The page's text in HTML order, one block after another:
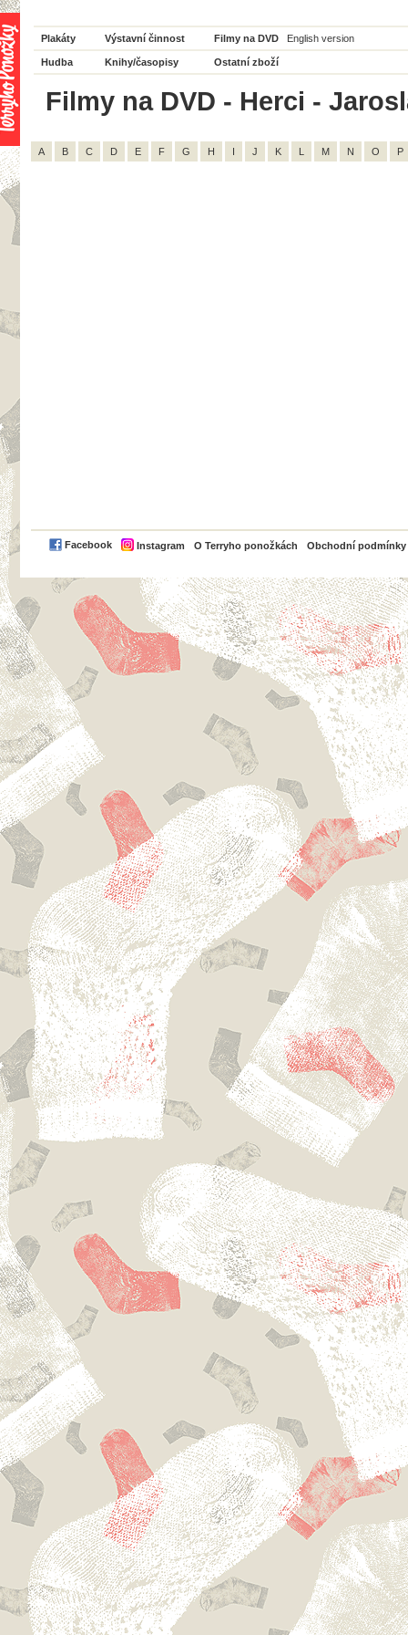
Plakáty Výstavní činnost Filmy na DVD English version
Hudba Knihy/časopisy Ostatní zboží
Filmy na DVD - Herci -
A B C D E F G H I J K L M N O P
Facebook Instagram O Terryho ponožkách Obchodní podmínky
PayPal